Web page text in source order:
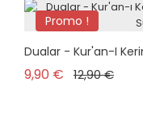
Promo !
plus en stock
Dualar - Kur'an-I
9,90 € Prix de base
12,90 €Prix